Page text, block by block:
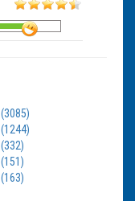
(3085)
(1244)
(332)
(151)
(163)